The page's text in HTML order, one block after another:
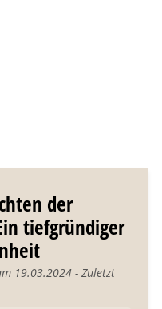
der
tiefgründiger
19.03.2024 - Zuletzt